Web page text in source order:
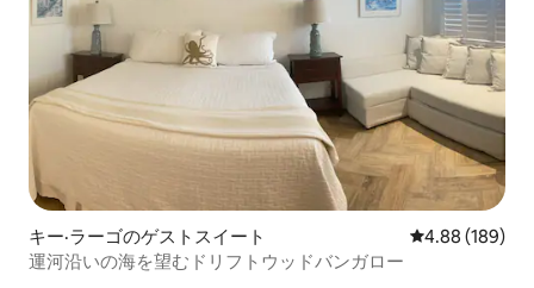
キー·ラーゴのゲストスイート レビュー189
4.88 (189)
運河沿いの海を望むドリフトウッドバンガロー